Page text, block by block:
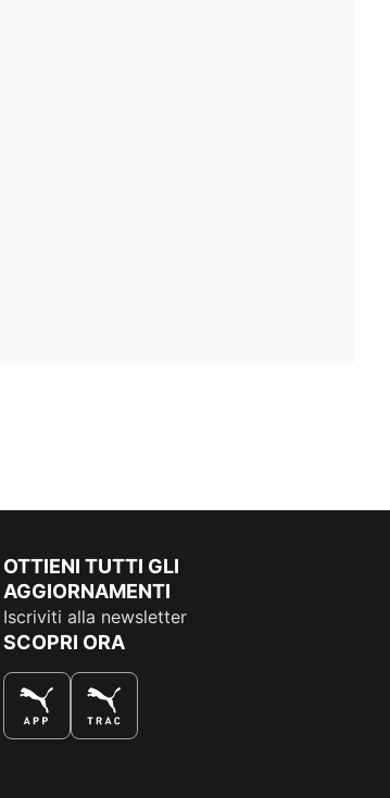
OTTIENI TUTTI GLI
AGGIORNAMENTI
Iscriviti alla newsletter
SCOPRI ORA